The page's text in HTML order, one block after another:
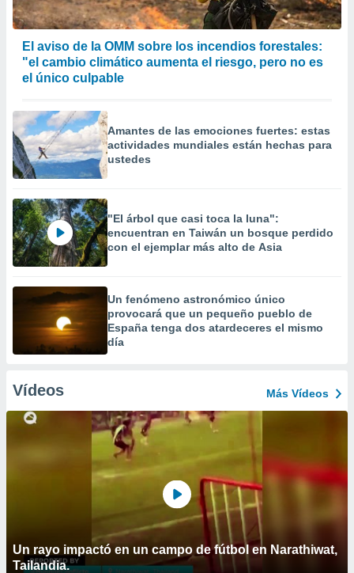
El aviso de la OMM sobre los incendios forestales:
"el cambio climático aumenta el riesgo, pero no es
el único culpable
Amantes de las emociones fuertes: estas
actividades mundiales están hechas para
ustedes
"El árbol que casi toca la luna":
encuentran en Taiwán un bosque perdido
con el ejemplar más alto de Asia
Un fenómeno astronómico único
provocará que un pequeño pueblo de
España tenga dos atardeceres el mismo
día
Vídeos Más Vídeos
Un rayo impactó en un campo de fútbol en Narathiwat,
Tailandia.